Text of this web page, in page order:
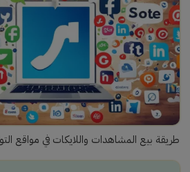
طريقة بيع المشاهدات واللايكات في مواقع